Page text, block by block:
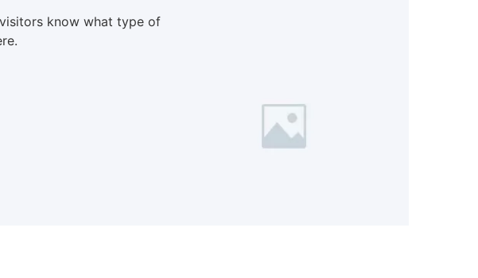
know what type of